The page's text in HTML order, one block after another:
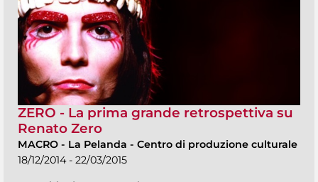
ZERO - La prima grande retrospettiva su
Renato Zero
MACRO - La Pelanda - Centro di produzione culturale
18/12/2014 - 22/03/2015